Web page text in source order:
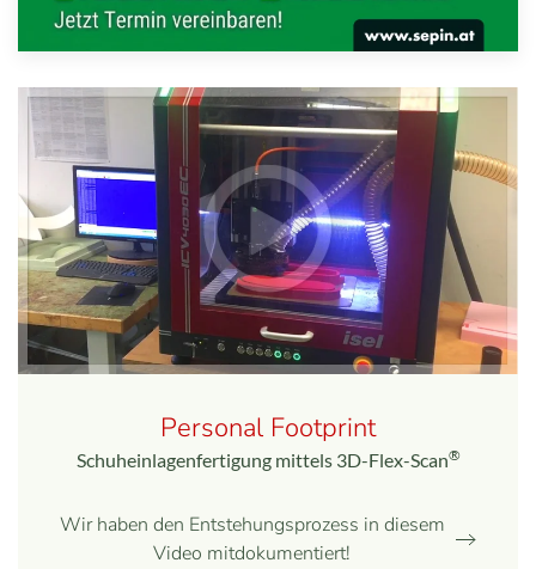
Personal Footprint
Schuheinlagenfertigung mittels 3D-Flex-Scan®
Wir haben den Entstehungsprozess in diesem
Video mitdokumentiert!